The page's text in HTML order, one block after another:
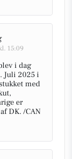
15:09
i dag
Juli 2025 i
med
er
DK. /CAN